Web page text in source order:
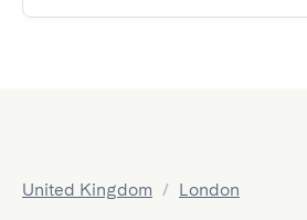
United Kingdom / London